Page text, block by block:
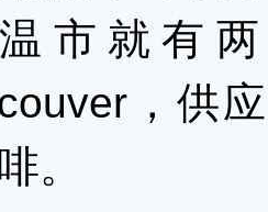
市就有两
，供
。